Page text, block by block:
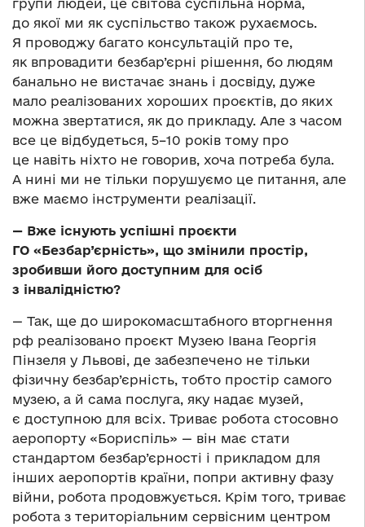
групи людей, це світова суспільна норма,
до якої ми як суспільство також рухаємось.
Я проводжу багато консультацій про те,
як впровадити безбар’єрні рішення, бо людям
банально не вистачає знань і досвіду, дуже
мало реалізованих хороших проєктів, до яких
можна звертатися, як до прикладу. Але з часом
все це відбудеться, 5–10 років тому про
це навіть ніхто не говорив, хоча потреба була.
А нині ми не тільки порушуємо це питання, але
вже маємо інструменти реалізації.
— Вже існують успішні проєкти
ГО «Безбар’єрність», що змінили простір,
зробивши його доступним для осіб
з інвалідністю?
— Так, ще до широкомасштабного вторгнення
рф реалізовано проєкт Музею Івана Георгія
Пінзеля у Львові, де забезпечено не тільки
фізичну безбар’єрність, тобто простір самого
музею, а й сама послуга, яку надає музей,
є доступною для всіх. Триває робота стосовно
аеропорту «Бориспіль» — він має стати
стандартом безбар’єрності і прикладом для
інших аеропортів країни, попри активну фазу
війни, робота продовжується. Крім того, триває
робота з територіальним сервісним центром